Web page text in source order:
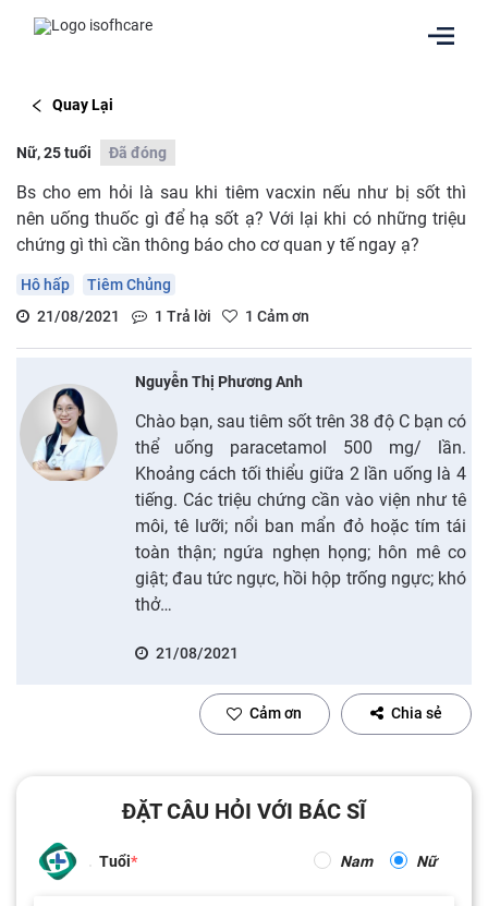
Quay Lại
Nữ, 25 tuổi Đã đóng
Bs cho em hỏi là sau khi tiêm vacxin nếu như bị sốt thì
nên uống thuốc gì để hạ sốt ạ? Với lại khi có những triệu
chứng gì thì cần thông báo cho cơ quan y tế ngay ạ?
Hô hấp
Tiêm Chủng
21/08/2021
1 Trả lời 1 Cảm ơn
Nguyễn Thị Phương Anh
Chào bạn, sau tiêm sốt trên 38 độ C bạn có
thể uống paracetamol 500 mg/ lần.
Khoảng cách tối thiểu giữa 2 lần uống là 4
tiếng. Các triệu chứng cần vào viện như tê
môi, tê lưỡi; nổi ban mẩn đỏ hoặc tím tái
toàn thận; ngứa nghẹn họng; hôn mê co
giật; đau tức ngực, hồi hộp trống ngực; khó
thở…
21/08/2021
Cảm ơn Chia sẻ
ĐẶT CÂU HỎI VỚI BÁC SĨ
Tuổi Nam Nữ